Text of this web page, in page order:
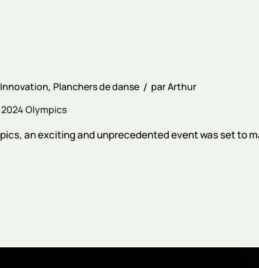
Innovation Planchers de danse parArthur
Olympics
an exciting and unprecedented event was set to